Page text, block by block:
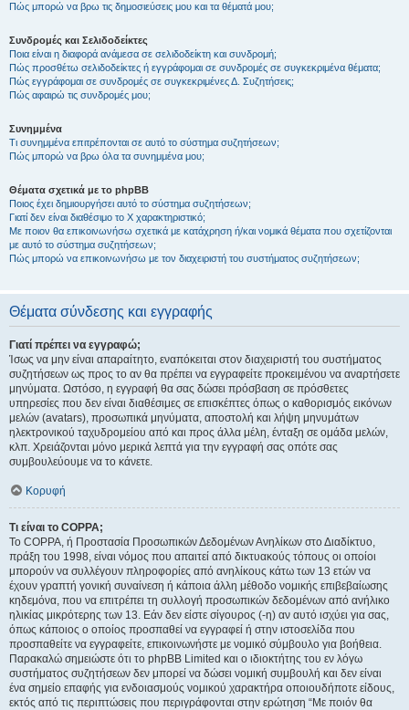
Πώς μπορώ να βρω τις δημοσιεύσεις μου και τα θέματά μου;
Συνδρομές και Σελιδοδείκτες
Ποια είναι η διαφορά ανάμεσα σε σελιδοδείκτη και συνδρομή;
Πώς προσθέτω σελιδοδείκτες ή εγγράφομαι σε συνδρομές σε συγκεκριμένα θέματα;
Πώς εγγράφομαι σε συνδρομές σε συγκεκριμένες Δ. Συζητήσεις;
Πώς αφαιρώ τις συνδρομές μου;
Συνημμένα
Τι συνημμένα επιτρέπονται σε αυτό το σύστημα συζητήσεων;
Πώς μπορώ να βρω όλα τα συνημμένα μου;
Θέματα σχετικά με το phpBB
Ποιος έχει δημιουργήσει αυτό το σύστημα συζητήσεων;
Γιατί δεν είναι διαθέσιμο το Χ χαρακτηριστικό;
Με ποιον θα επικοινωνήσω σχετικά με κατάχρηση ή/και νομικά θέματα που σχετίζονται
με αυτό το σύστημα συζητήσεων;
Πώς μπορώ να επικοινωνήσω με τον διαχειριστή του συστήματος συζητήσεων;
Θέματα σύνδεσης και εγγραφής
Γιατί πρέπει να εγγραφώ;
Ίσως να μην είναι απαραίτητο, εναπόκειται στον διαχειριστή του συστήματος
συζητήσεων ως προς το αν θα πρέπει να εγγραφείτε προκειμένου να αναρτήσετε
μηνύματα. Ωστόσο, η εγγραφή θα σας δώσει πρόσβαση σε πρόσθετες
υπηρεσίες που δεν είναι διαθέσιμες σε επισκέπτες όπως ο καθορισμός εικόνων
μελών (avatars), προσωπικά μηνύματα, αποστολή και λήψη μηνυμάτων
ηλεκτρονικού ταχυδρομείου από και προς άλλα μέλη, ένταξη σε ομάδα μελών,
κλπ. Χρειάζονται μόνο μερικά λεπτά για την εγγραφή σας οπότε σας
συμβουλεύουμε να το κάνετε.
Κορυφή
Τι είναι το COPPA;
Το COPPA, ή Προστασία Προσωπικών Δεδομένων Ανηλίκων στο Διαδίκτυο,
πράξη του 1998, είναι νόμος που απαιτεί από δικτυακούς τόπους οι οποίοι
μπορούν να συλλέγουν πληροφορίες από ανηλίκους κάτω των 13 ετών να
έχουν γραπτή γονική συναίνεση ή κάποια άλλη μέθοδο νομικής επιβεβαίωσης
κηδεμόνα, που να επιτρέπει τη συλλογή προσωπικών δεδομένων από ανήλικο
ηλικίας μικρότερης των 13. Εάν δεν είστε σίγουρος (-η) αν αυτό ισχύει για σας,
όπως κάποιος ο οποίος προσπαθεί να εγγραφεί ή στην ιστοσελίδα που
προσπαθείτε να εγγραφείτε, επικοινωνήστε με νομικό σύμβουλο για βοήθεια.
Παρακαλώ σημειώστε ότι το phpBB Limited και ο ιδιοκτήτης του εν λόγω
συστήματος συζητήσεων δεν μπορεί να δώσει νομική συμβουλή και δεν είναι
ένα σημείο επαφής για ενδοιασμούς νομικού χαρακτήρα οποιουδήποτε είδους,
εκτός από τις περιπτώσεις που περιγράφονται στην ερώτηση “Με ποιόν θα